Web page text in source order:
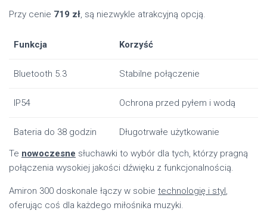
Przy cenie 719 zł, są niezwykle atrakcyjną opcją.
Funkcja Korzyść
Bluetooth 5.3 Stabilne połączenie
IP54 Ochrona przed pyłem i wodą
Bateria do 38 godzin
Długotrwałe użytkowanie
Te nowoczesne słuchawki to wybór dla tych, którzy pragną
połączenia wysokiej jakości dźwięku z funkcjonalnością.
Amiron 300 doskonale łączy w sobie technologię i styl,
oferując coś dla każdego miłośnika muzyki.